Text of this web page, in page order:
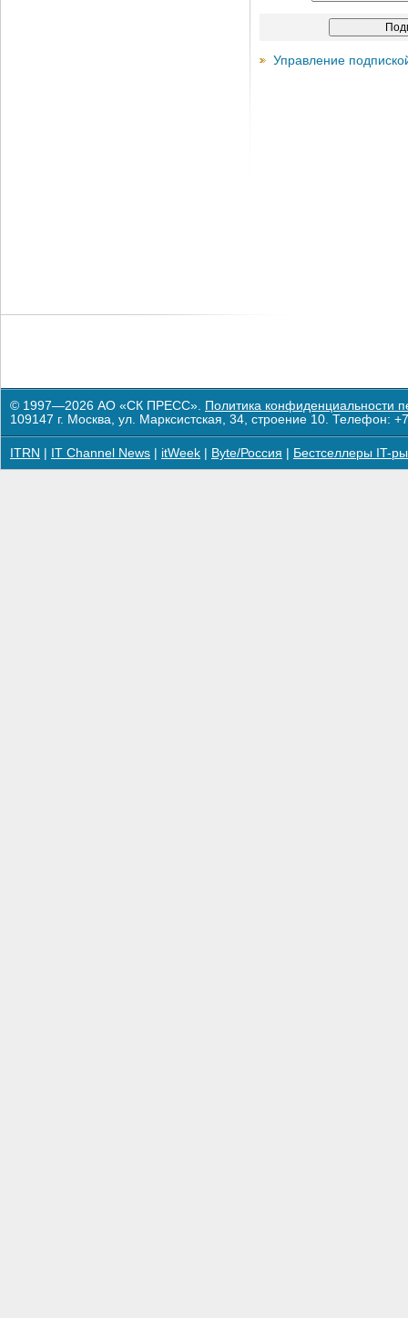
Управление
© 1997—2026 АО «СК ПРЕСС». Политика конфиденциальности
109147 г. Москва, ул. Марксистская, 34, строение 10. Телефон:
ITRN IT Channel News itWeek Byte/Россия Бестселлеры IT-